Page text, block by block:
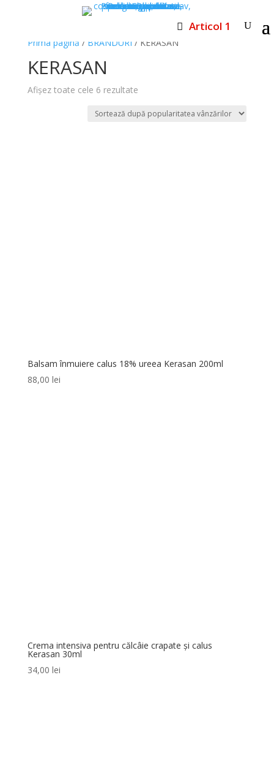
Articol 1
Prima pagină / BRANDURI / KERASAN
KERASAN
Afișez toate cele 6 rezultateSortat
popularitate
Balsam înmuiere calus 18% ureea Kerasan 200ml
88,00 lei
Crema intensiva pentru călcâie crapate și calus
Kerasan 30ml
34,00 lei